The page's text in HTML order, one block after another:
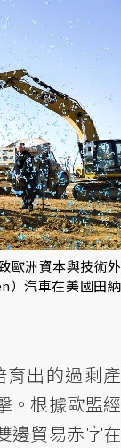
歐洲資本與技術外
）汽車在美國田納
出的過剩產
。根據歐盟經
邊貿易赤字在